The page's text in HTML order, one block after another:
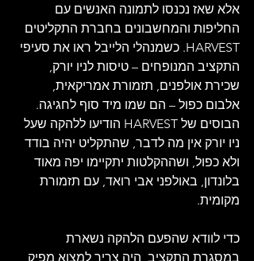
אלא שאז נכנסו לתמונה האנשים עם
החליפות והמחשבונים בחברת התקליטים
HARVEST. כשמנהלי הלייבל ראו את סעיפי
התקציב המנופחים – טיסות לניו יורק,
שכירת אולפנים, תזמורת אמריקאית,
אלבום כפול – הם שמו מיד סוף לחגיגה.
הבוסים של HARVEST הודיעו ללהקה שעל
ניו יורק אין מה לדבר, שהתקליט יהיה בודד
ולא כפול, ושההקלטות יתקיימו יפה מאוד
בלונדון, באולפני אבי רואד, עם תזמורת
מקומית.
כדי לוודא שהפעם הלהקה נשארת
במסגרת התקציב, היה צריך למצוא מפיק